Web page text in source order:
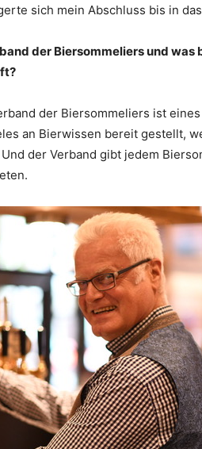
sich mein Abschluss bis in
der Biersommeliers und
der Biersommeliers ist
an Bierwissen bereit gestellt,
der Verband gibt jedem